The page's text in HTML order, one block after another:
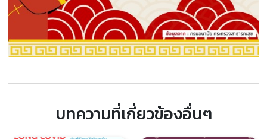
บทความที่เกี่ยวข้องอื่นๆ